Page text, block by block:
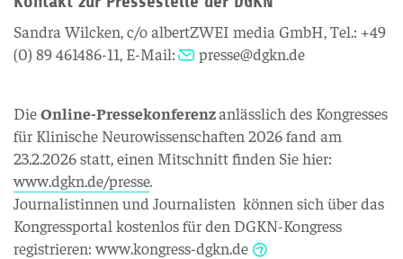
Sandra Wilcken, c/o albertZWEI media GmbH, Tel.: +49
(0) 89 461486-11, E-Mail:
presse@dgkn.de
DieOnline-Pressekonferenzanlässlich des Kongresses
für Klinische Neurowissenschaften 2026 fand am
23.2.2026 statt, einen Mitschnitt finden Sie hier:
www.dgkn.de/presse.
Journalistinnen und Journalisten können sich über das
Kongressportal kostenlos für den DGKN-Kongress
registrieren:www.kongress-dgkn.de